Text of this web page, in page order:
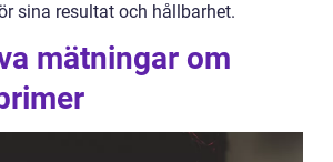
sina resultat och hållbarhet.
mätningar om